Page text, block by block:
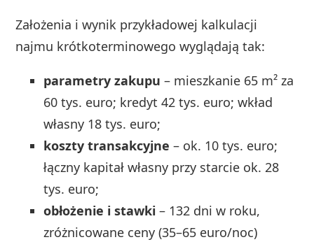
Założenia i wynik przykładowej kalkulacji
najmu krótkoterminowego wyglądają tak:
parametry zakupu – mieszkanie 65 m² za
60 tys. euro; kredyt 42 tys. euro; wkład
własny 18 tys. euro;
koszty transakcyjne – ok. 10 tys. euro;
łączny kapitał własny przy starcie ok. 28
tys. euro;
obłożenie i stawki – 132 dni w roku,
zróżnicowane ceny (35–65 euro/noc)